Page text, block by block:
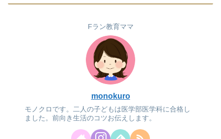
Fラン教育ママ
monokuro
モノクロです。二人の子どもは医学部医学科に合格し
ました。前向き生活のコツお伝えします。